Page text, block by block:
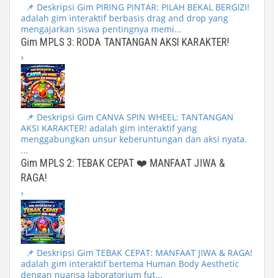
📌 Deskripsi Gim PIRING PINTAR: PILAH BEKAL BERGIZI!
adalah gim interaktif berbasis drag and drop yang
mengajarkan siswa pentingnya memi...
Gim MPLS 3: RODA TANTANGAN AKSI KARAKTER!
›
📌 Deskripsi Gim CANVA SPIN WHEEL: TANTANGAN
AKSI KARAKTER! adalah gim interaktif yang
menggabungkan unsur keberuntungan dan aksi nyata.
...
Gim MPLS 2: TEBAK CEPAT ❤️ MANFAAT JIWA &
RAGA!
›
📌 Deskripsi Gim TEBAK CEPAT: MANFAAT JIWA & RAGA!
adalah gim interaktif bertema Human Body Aesthetic
dengan nuansa laboratorium fut...